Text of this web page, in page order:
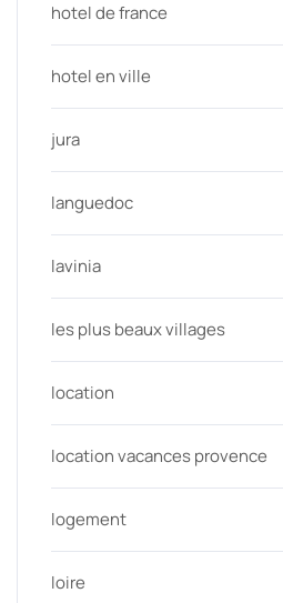
hotel de france
hotel en ville
jura
languedoc
lavinia
les plus beaux villages
location
location vacances provence
logement
loire